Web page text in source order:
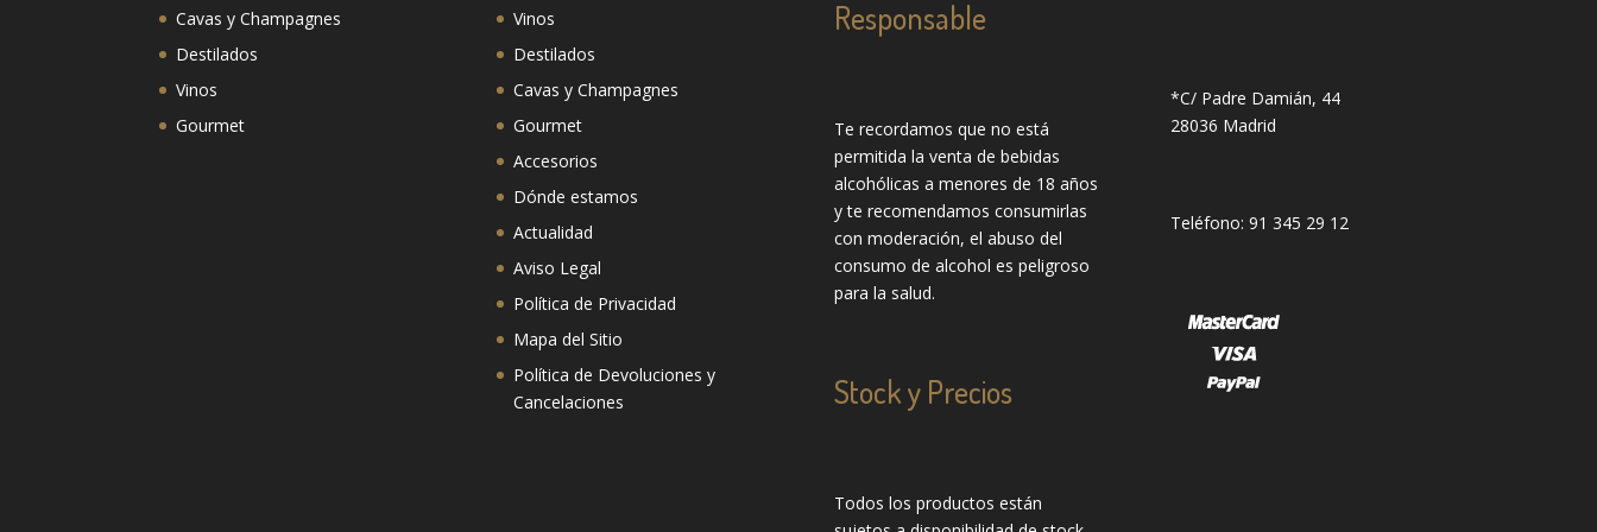
Cavas y Champagnes
Destilados
Vinos
Gourmet
Vinos
Destilados
Cavas y Champagnes
Gourmet
Accesorios
Dónde estamos
Actualidad
Aviso Legal
Política de Privacidad
Mapa del Sitio
Política de Devoluciones y
Cancelaciones
Responsable
Te recordamos que no está
permitida la venta de bebidas
alcohólicas a menores de 18 años
y te recomendamos consumirlas
con moderación, el abuso del
consumo de alcohol es peligroso
para la salud.
Stock y Precios
Todos los productos están
*C/ Padre Damián, 44
28036 Madrid
Teléfono: 91 345 29 12